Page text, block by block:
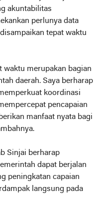
akuntabilitas
perlunya data
tepat waktu
waktu merupakan bagian
daerah. Saya berharap
koordinasi
pencapaian
manfaat nyata bagi
Sinjai berharap
dapat berjalan
peningkatan capaian
langsung pada